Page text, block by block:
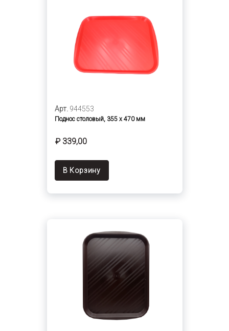
Арт. 944553
Поднос столовый, 355 х 470 мм
₽ 339,00
В Корзину